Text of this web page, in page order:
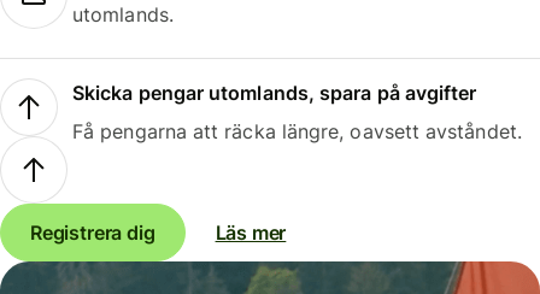
utomlands.
Skicka pengar utomlands, spara på avgifter
Få pengarna att räcka längre, oavsett avståndet.
Registrera dig Läs mer